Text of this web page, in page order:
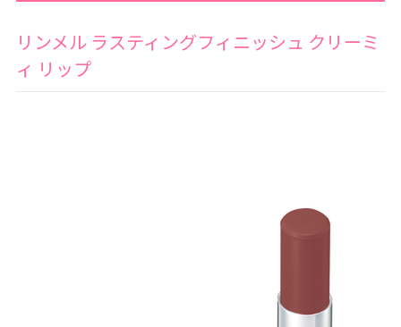
リンメル ラスティングフィニッシュ クリーミ
ィ リップ